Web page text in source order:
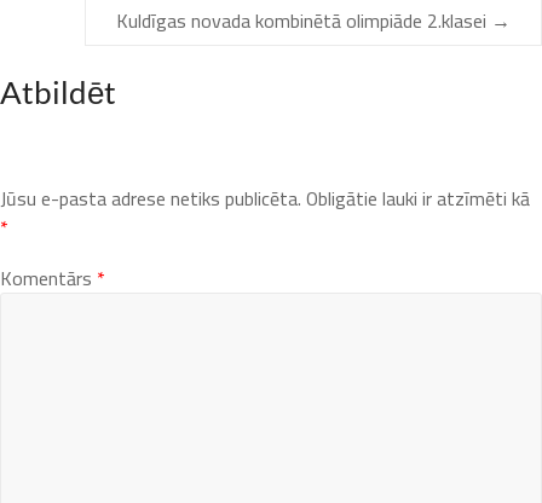
Kuldīgas novada kombinētā olimpiāde 2.klasei →
Atbildēt
Jūsu e-pasta adrese netiks publicēta.Obligātie lauki ir atzīmēti kā
*
Komentārs *